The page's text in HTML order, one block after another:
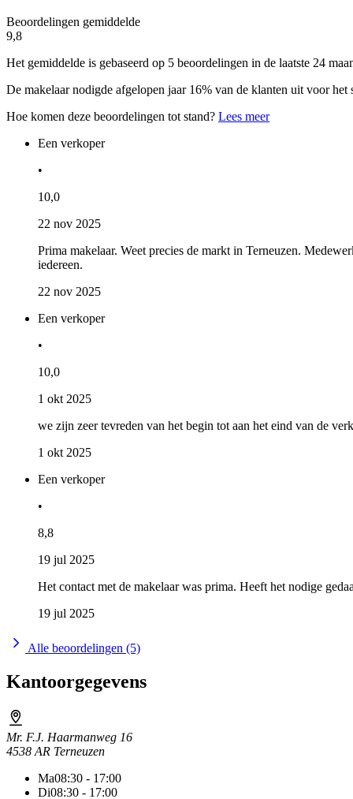
Beoordelingen gemiddelde
9,8
Het gemiddelde is gebaseerd op 5 beoordelingen in de laatste 24
De makelaar nodigde afgelopen jaar 16% van de klanten uit voor het
Hoe komen deze beoordelingen tot stand? Lees meer
Een verkoper
•
10,0
22 nov 2025
Prima makelaar. Weet precies de markt in Terneuzen.
iedereen.
22 nov 2025
Een verkoper
•
10,0
1 okt 2025
we zijn zeer tevreden van het begin tot aan het eind van de
1 okt 2025
Een verkoper
•
8,8
19 jul 2025
Het contact met de makelaar was prima. Heeft het nodige
19 jul 2025
Alle beoordelingen (5)
Kantoorgegevens
Mr. F.J. Haarmanweg 16
4538 AR Terneuzen
Ma08:30 - 17:00
Di08:30 - 17:00